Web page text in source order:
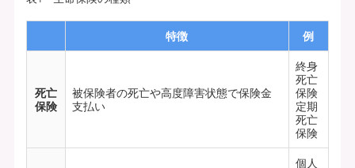
特徴 例
死亡
保険
被保険者の死亡や高度障害状態で保険金
支払い
終身
死亡
保険
定期
死亡
保険
個人